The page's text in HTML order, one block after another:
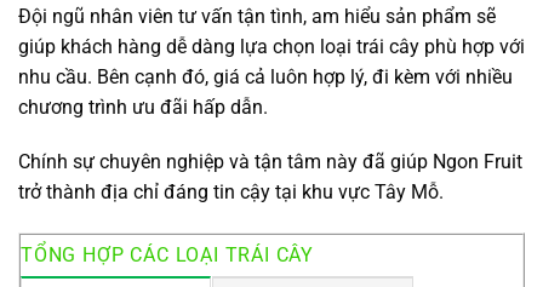
Đội ngũ nhân viên tư vấn tận tình, am hiểu sản phẩm sẽ
giúp khách hàng dễ dàng lựa chọn loại trái cây phù hợp với
nhu cầu. Bên cạnh đó, giá cả luôn hợp lý, đi kèm với nhiều
chương trình ưu đãi hấp dẫn.
Chính sự chuyên nghiệp và tận tâm này đã giúp Ngon Fruit
trở thành địa chỉ đáng tin cậy tại khu vực Tây Mỗ.
TỔNG HỢP CÁC LOẠI TRÁI CÂY